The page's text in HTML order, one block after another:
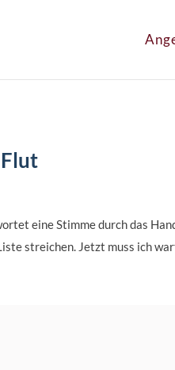
eine Stimme durch das
streichen. Jetzt muss ich